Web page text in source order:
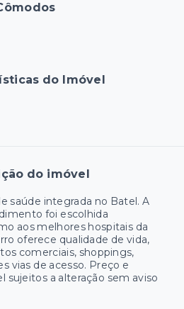
do Imóvel
do imóvel
saúde integrada no Batel. A
foi escolhida
aos melhores hospitais da
oferece qualidade de vida,
comerciais, shoppings,
vias de acesso. Preço e
sujeitos a alteração sem aviso